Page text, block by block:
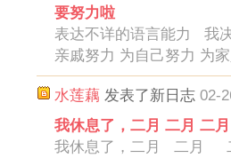
要努力啦
表达不详的语言能力 我
亲戚努力 为自己努力 为
水莲藕 发表了新日志 02-
我休息了，二月 二月 二月
我休息了，二月 二